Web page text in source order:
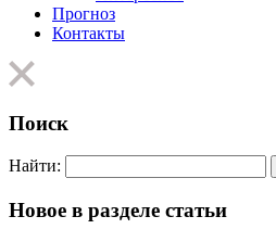
Прогноз
Контакты
Поиск
Найти:
Новое в разделе статьи